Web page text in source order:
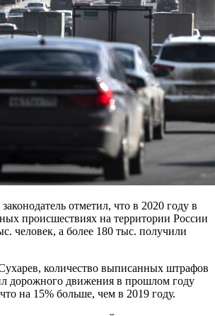
отметил, что в 2020 году в
происшествиях на территории России
человек, а более 180 тыс. получили
количество выписанных штрафов
дорожного движения в прошлом году
на 15% больше, чем в 2019 году.